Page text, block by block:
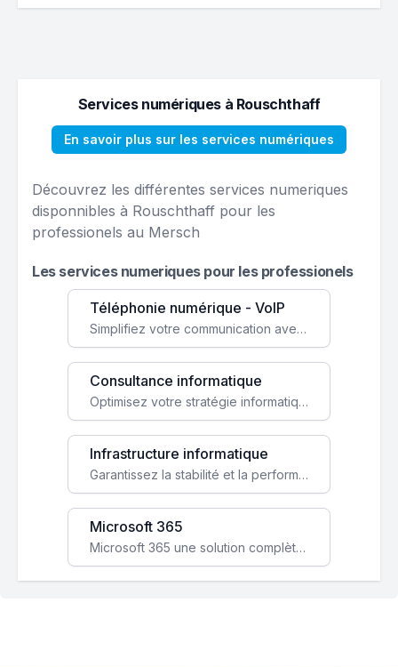
Services numériques à Rouschthaff
En savoir plus sur les services numériques
Découvrez les différentes services numeriques
disponnibles à Rouschthaff pour les
professionels au Mersch
Les services numeriques pour les professionels
Téléphonie numérique - VoIP
Simplifiez votre communication avec une solution VoIP flexible, économique et adaptée à vos besoins professionnels.
Consultance informatique
Optimisez votre stratégie informatique avec l'expertise de nos consultants pour améliorer votre efficacité et sécurité.
Infrastructure informatique
Garantissez la stabilité et la performance de votre entreprise avec une infrastructure IT sécurisée et évolutive.
Microsoft 365
Microsoft 365 une solution complète qui booste votre productivité, renforce la sécurité de vos données et facilite la collaboration.